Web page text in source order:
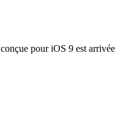
pour iOS 9 est arrivée